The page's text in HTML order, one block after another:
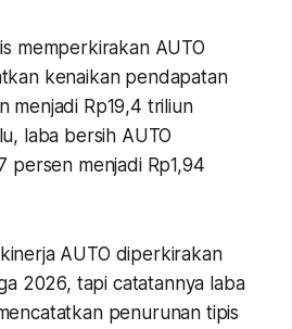
memperkirakan AUTO
kenaikan pendapatan
menjadi Rp19,4 triliun
laba bersih AUTO
persen menjadi Rp1,94
AUTO diperkirakan
2026, tapi catatannya laba
penurunan tipis